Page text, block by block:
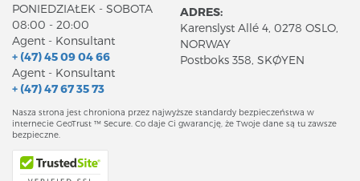
PONIEDZIAŁEK - SOBOTA
08:00 - 20:00
Agent - Konsultant
+ (47) 45 09 04 66
Agent - Konsultant
+ (47) 47 67 35 73
ADRES:
Karenslyst Allé 4, 0278 OSLO,
NORWAY
Postboks 358, SKØYEN
Nasza strona jest chroniona przez najwyższe standardy bezpieczeństwa w
internecie GeoTrust ™ Secure. Co daje Ci gwarancję, że Twoje dane są tu zawsze
bezpieczne.